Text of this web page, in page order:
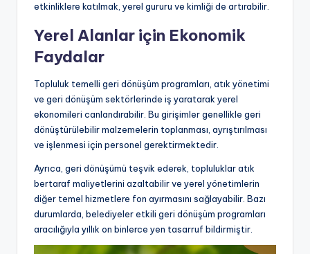
etkinliklere katılmak, yerel gururu ve kimliği de artırabilir.
Yerel Alanlar için Ekonomik
Faydalar
Topluluk temelli geri dönüşüm programları, atık yönetimi
ve geri dönüşüm sektörlerinde iş yaratarak yerel
ekonomileri canlandırabilir. Bu girişimler genellikle geri
dönüştürülebilir malzemelerin toplanması, ayrıştırılması
ve işlenmesi için personel gerektirmektedir.
Ayrıca, geri dönüşümü teşvik ederek, topluluklar atık
bertaraf maliyetlerini azaltabilir ve yerel yönetimlerin
diğer temel hizmetlere fon ayırmasını sağlayabilir. Bazı
durumlarda, belediyeler etkili geri dönüşüm programları
aracılığıyla yıllık on binlerce yen tasarruf bildirmiştir.